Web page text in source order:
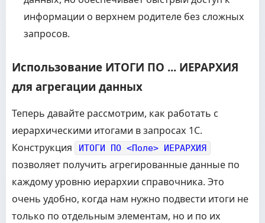
информации о верхнем родителе без сложных
запросов.
Использование ИТОГИ ПО ... ИЕРАРХИЯ
для агрегации данных
Теперь давайте рассмотрим, как работать с
иерархическими итогами в запросах 1С.
Конструкция
ИТОГИ ПО <Поле> ИЕРАРХИЯ
позволяет получить агрегированные данные по
каждому уровню иерархии справочника. Это
очень удобно, когда нам нужно подвести итоги не
только по отдельным элементам, но и по их